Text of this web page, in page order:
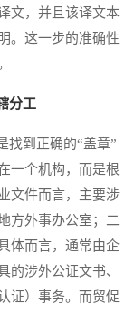
文，并且该译文本
。这一步的准确性
分工
到正确的“盖章”
一个机构，而是根
文件而言，主要涉
方外事办公室；二
体而言，通常由企
的涉外公证文书、
证）事务。而贸促